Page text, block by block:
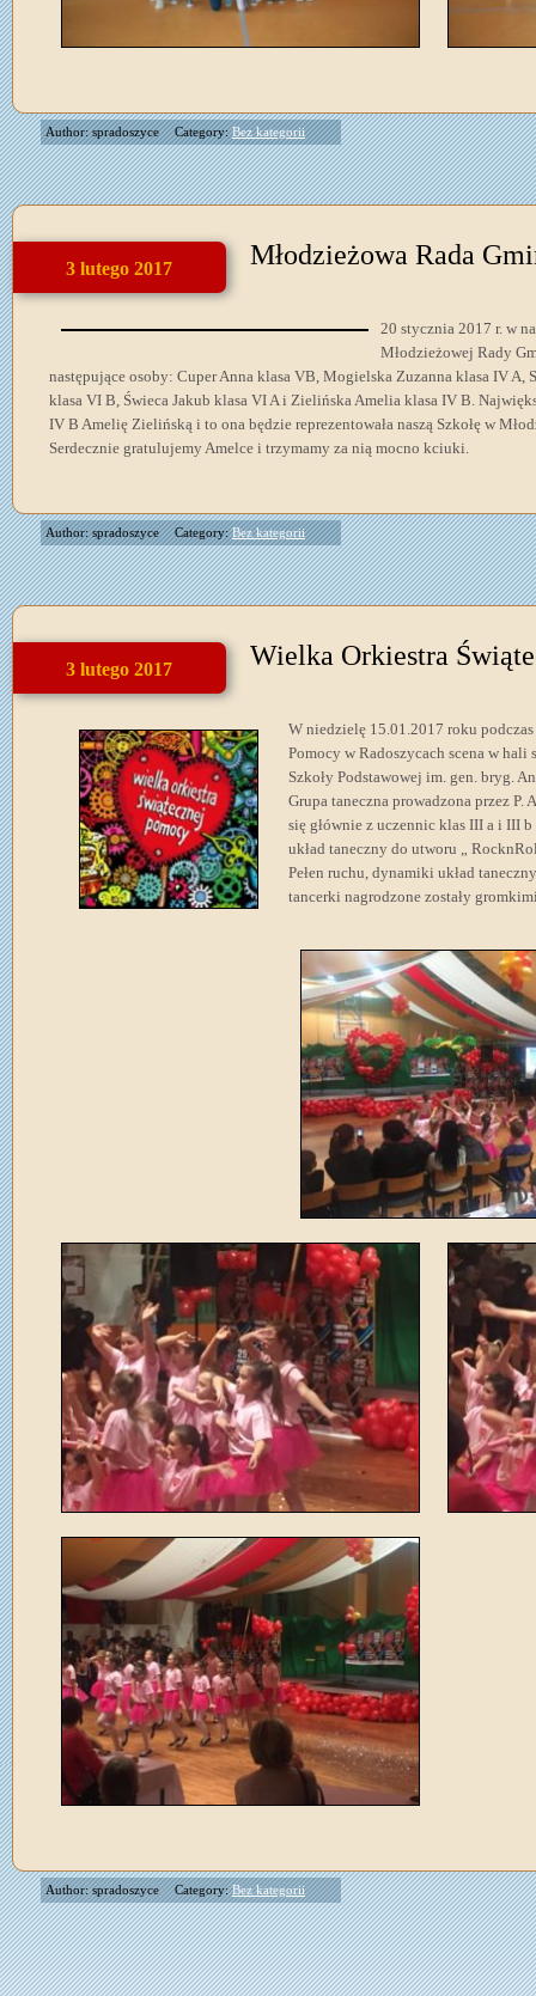
Author: spradoszyce Category:Bez kategorii
3 lutego 2017 Młodzieżowa Rada
20 stycznia 2017 r. w
Młodzieżowej Rady
następujące osoby: Cuper Anna klasa VB, Mogielska Zuzanna klasa IV A,
klasa VI B, Świeca Jakub klasa VI A i Zielińska Amelia klasa IV B.
IV B Amelię Zielińską i to ona będzie reprezentowała naszą Szkołę w
Serdecznie gratulujemy Amelce i trzymamy za nią mocno kciuki.
Author: spradoszyce Category:Bez kategorii
3 lutego 2017 Wielka Orkiestra
W niedzielę 15.01.2017 roku
Pomocy w Radoszycach scena w
Szkoły Podstawowej im. gen. bryg.
Grupa taneczna prowadzona przez P.
się głównie z uczennic klas III a i III
układ taneczny do utworu „
Pełen ruchu, dynamiki układ
tancerki nagrodzone zostały
Author: spradoszyce Category:Bez kategorii